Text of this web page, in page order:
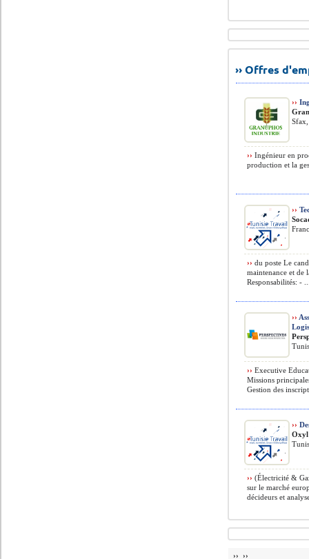
›› Offres
››
›› Ingénieur en
production et la
››
›› du poste Le
maintenance et de
Responsabilités: -
››
›› Executive
Missions
Gestion des
››
Oxyl
›› (Électricité &
sur le marché
décideurs et
›› ››